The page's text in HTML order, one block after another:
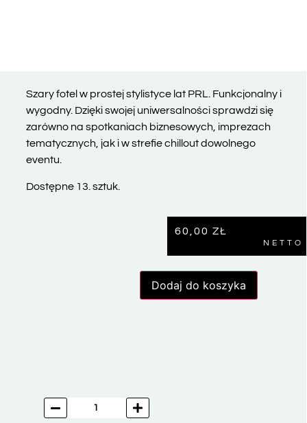
Szary fotel w prostej stylistyce lat PRL. Funkcjonalny i
wygodny. Dzięki swojej uniwersalności sprawdzi się
zarówno na spotkaniach biznesowych, imprezach
tematycznych, jak i w strefie chillout dowolnego
eventu.
Dostępne 13. sztuk.
60,00 ZŁ
NETTO
Dodaj do koszyka